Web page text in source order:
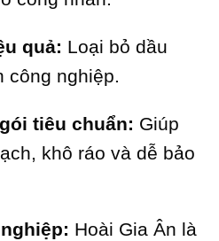
quả: Loại bỏ dầu
công nghiệp.
tiêu chuẩn: Giúp
khô ráo và dễ bảo
Hoài Gia Ân là